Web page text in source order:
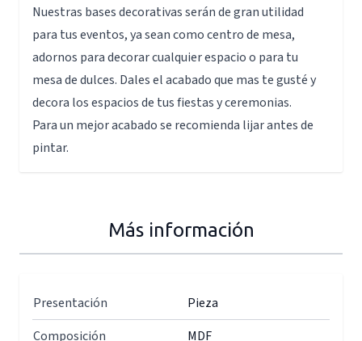
Nuestras bases decorativas serán de gran utilidad
para tus eventos, ya sean como centro de mesa,
adornos para decorar cualquier espacio o para tu
mesa de dulces. Dales el acabado que mas te gusté y
decora los espacios de tus fiestas y ceremonias.
Para un mejor acabado se recomienda lijar antes de
pintar.
Más información
Presentación
Pieza
Composición
MDF